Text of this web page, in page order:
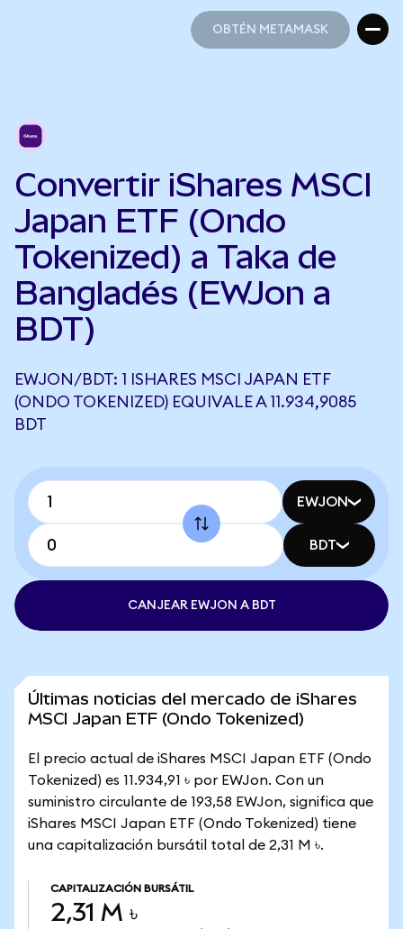
OBTÉN METAMASK
Convertir iShares MSCI
Japan ETF (Ondo
Tokenized) a Taka de
Bangladés (EWJon a
BDT)
EWJON/BDT: 1 ISHARES MSCI JAPAN ETF
(ONDO TOKENIZED) EQUIVALE A 11.934,9085
BDT
EWJON
BDT
CANJEAR EWJON A BDT
Últimas noticias del mercado de iShares
MSCI Japan ETF (Ondo Tokenized)
El precio actual de iShares MSCI Japan ETF (Ondo
Tokenized) es 11.934,91 ৳ por EWJon. Con un
suministro circulante de 193,58 EWJon, significa que
iShares MSCI Japan ETF (Ondo Tokenized) tiene
una capitalización bursátil total de 2,31 M ৳.
CAPITALIZACIÓN BURSÁTIL
2,31 M ৳